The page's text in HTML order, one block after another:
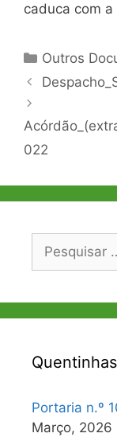
caduca com
Categorias
Outros
Navegação
de
artigos
022
Pesquisar
Quentinhas
Portaria n.º
Março, 2026